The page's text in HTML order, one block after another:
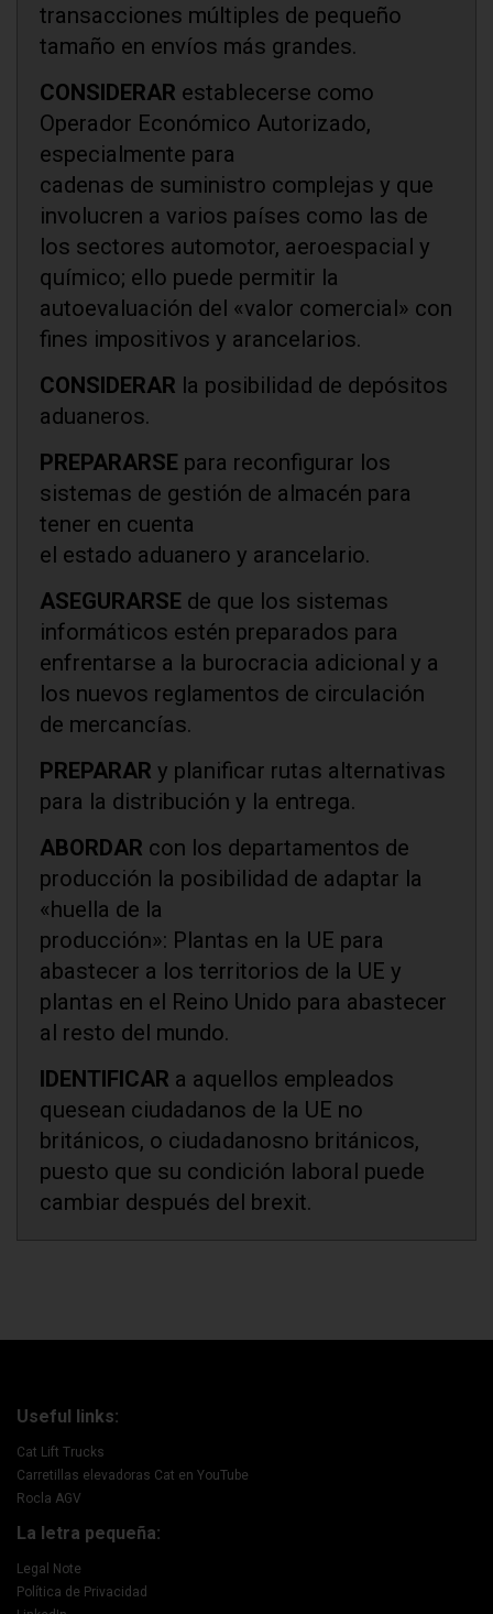
transacciones múltiples de pequeño
tamaño en envíos más grandes.
CONSIDERAR establecerse como
Operador Económico Autorizado,
especialmente para
cadenas de suministro complejas y que
involucren a varios países como las de
los sectores automotor, aeroespacial y
químico; ello puede permitir la
autoevaluación del «valor comercial» con
fines impositivos y arancelarios.
CONSIDERAR la posibilidad de depósitos
aduaneros.
PREPARARSE para reconfigurar los
sistemas de gestión de almacén para
tener en cuenta
el estado aduanero y arancelario.
ASEGURARSE de que los sistemas
informáticos estén preparados para
enfrentarse a la burocracia adicional y a
los nuevos reglamentos de circulación
de mercancías.
PREPARAR y planificar rutas alternativas
para la distribución y la entrega.
ABORDAR con los departamentos de
producción la posibilidad de adaptar la
«huella de la
producción»: Plantas en la UE para
abastecer a los territorios de la UE y
plantas en el Reino Unido para abastecer
al resto del mundo.
IDENTIFICAR a aquellos empleados
quesean ciudadanos de la UE no
británicos, o ciudadanosno británicos,
puesto que su condición laboral puede
cambiar después del brexit.
Useful links:
Cat Lift Trucks
Carretillas elevadoras Cat en YouTube
Rocla AGV
La letra pequeña:
Legal Note
Política de Privacidad